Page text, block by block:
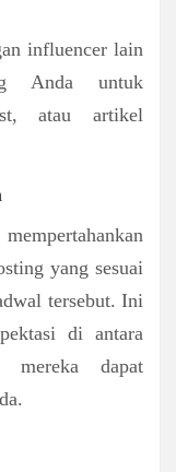
influencer lain
Anda untuk
atau artikel
yang sesuai
tersebut. Ini
di antara
mereka dapat